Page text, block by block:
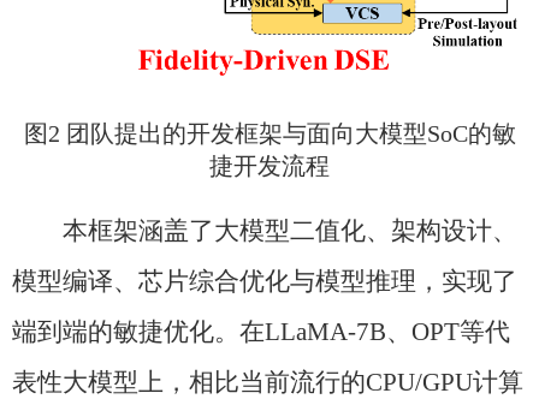
图2 团队提出的开发框架与面向大模型SoC的敏
捷开发流程
本框架涵盖了大模型二值化、架构设计、
模型编译、芯片综合优化与模型推理，实现了
端到端的敏捷优化。在LLaMA-7B、 OPT等代
表性大模型上，相比当前流行的CPU/GPU计算